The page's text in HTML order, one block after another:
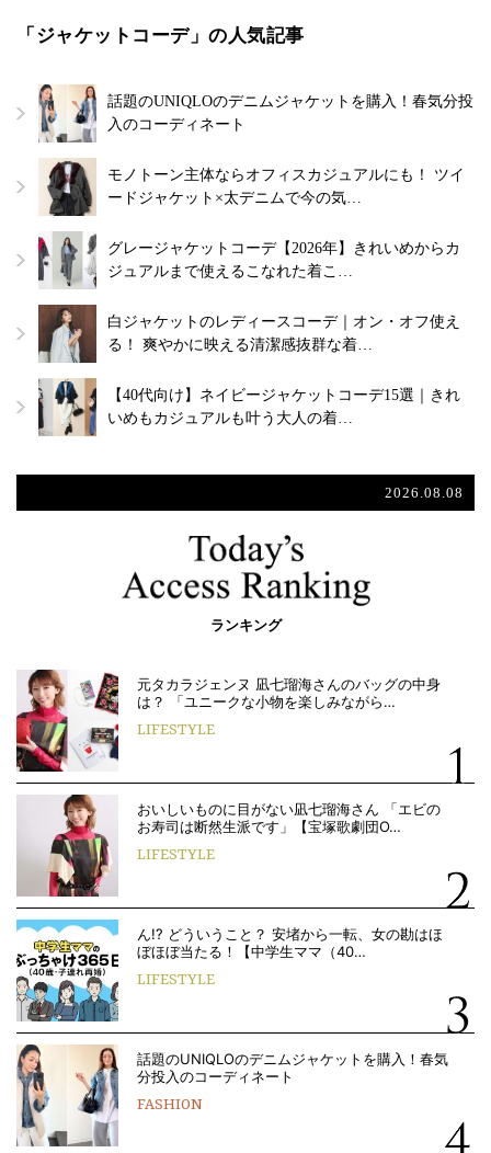
「ジャケットコーデ」の人気記事
話題のUNIQLOのデニムジャケットを購入！春気分投
入のコーディネート
モノトーン主体ならオフィスカジュアルにも！ ツイ
ードジャケット×太デニムで今の気…
グレージャケットコーデ【2026年】きれいめからカ
ジュアルまで使えるこなれた着こ…
白ジャケットのレディースコーデ｜オン・オフ使え
る！ 爽やかに映える清潔感抜群な着…
【40代向け】ネイビージャケットコーデ15選｜きれ
いめもカジュアルも叶う大人の着…
2026.08.08
ランキング
元タカラジェンヌ 凪七瑠海さんのバッグの中身
は？ 「ユニークな小物を楽しみながら…
LIFESTYLE
おいしいものに目がない凪七瑠海さん 「エビの
お寿司は断然生派です」【宝塚歌劇団O…
LIFESTYLE
ん!? どういうこと？ 安堵から一転、女の勘はほ
ぼほぼ当たる！【中学生ママ（40…
LIFESTYLE
話題のUNIQLOのデニムジャケットを購入！春気
分投入のコーディネート
FASHION